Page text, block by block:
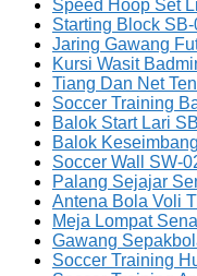
Speed Hoop Set
Starting Block
Jaring Gawang
Kursi Wasit
Tiang Dan Net
Soccer Training
Balok Start Lari
Balok
Soccer Wall SW-
Palang Sejajar
Antena Bola Voli
Meja Lompat
Gawang
Soccer Training